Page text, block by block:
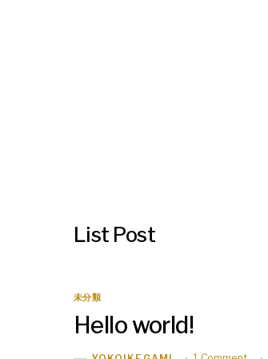
List Post
未分類
Hello world!